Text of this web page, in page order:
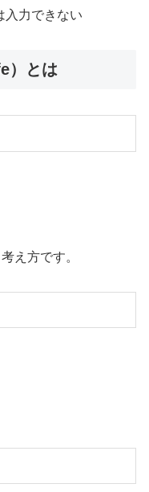
入力できない
）とは
え方です。